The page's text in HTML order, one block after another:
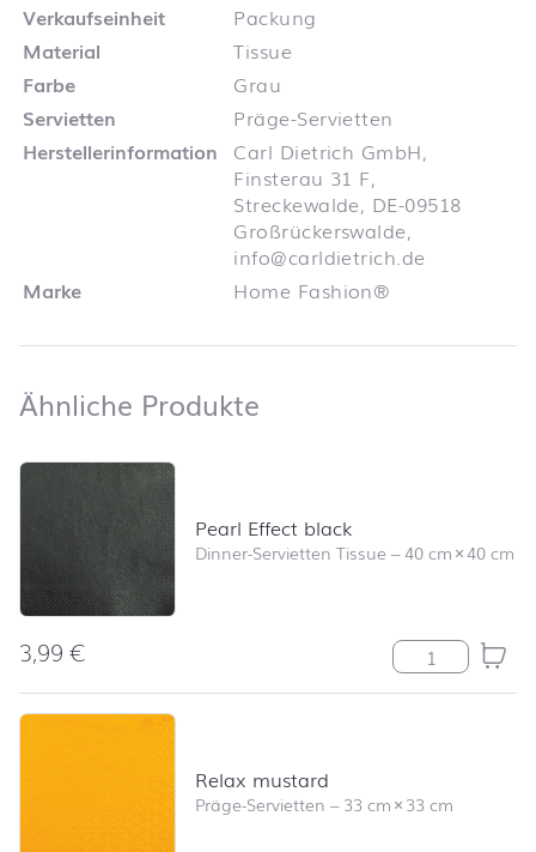
Verkaufseinheit
Packung
Material
Tissue
Farbe
Grau
Servietten
Präge-Servietten
Herstellerinformation
Carl Dietrich GmbH,
Finsterau 31 F,
Streckewalde, DE-09518
Großrückerswalde,
info@carldietrich.de
Marke
Home Fashion®
Ähnliche Produkte
Produktliste überspringen und zum Filter springen
Pearl Effect black
Dinner-Servietten Tissue –40 cm×40 cm
3,99€ Pearl Effect
Relax mustard
Präge-Servietten –33 cm×33 cm